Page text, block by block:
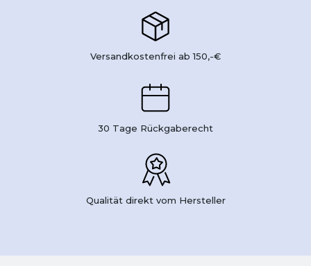
Versandkostenfrei ab 150,-€
30 Tage Rückgaberecht
Qualität direkt vom Hersteller